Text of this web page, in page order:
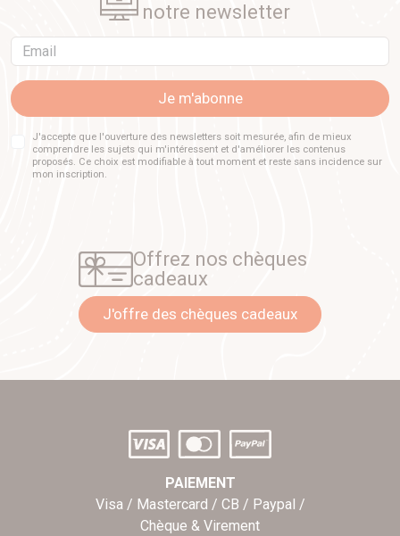
notre newsletter
Email
Je m'abonne
J'accepte que l'ouverture des newsletters soit mesurée, afin de mieux
comprendre les sujets qui m'intéressent et d'améliorer les contenus
proposés. Ce choix est modifiable à tout moment et reste sans incidence sur
mon inscription.
Offrez nos chèques
cadeaux
J'offre des chèques cadeaux
PAIEMENT
Visa / Mastercard / CB / Paypal /
Chèque & Virement